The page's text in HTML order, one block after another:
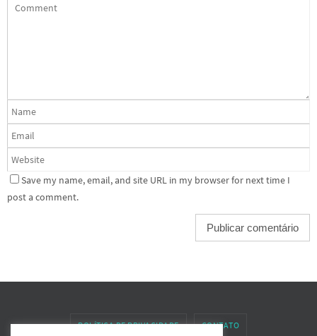
Save my name, email, and site URL in my browser for next time I
post a comment.
POLÍTICA DE PRIVACIDADE CONTATO